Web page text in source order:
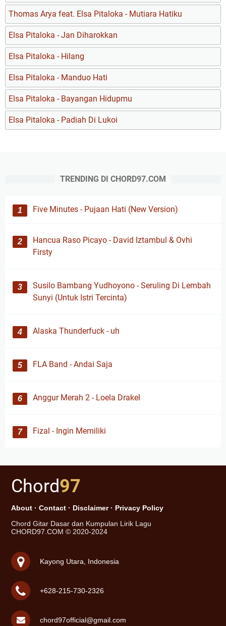
Thomas Arya feat. Elsa Pitaloka - Mutiara Hatiku
Elsa Pitaloka - Jan Diharokkan
Elsa Pitaloka - Hilang
Elsa Pitaloka - Manduo Hati
Elsa Pitaloka - Bayangan Hidupmu
Elsa Pitaloka - Padiah Di Lukoi
TRENDING DI CHORD97.COM
Five Minutes - Pujaan Hati (New Version)
Hancua Raso Picayo - David Iztambul & Ovhi
Firsty
Susilo Bambang Yudhoyono - Seruling Di Lembah
Sunyi (Untuk Istri Tercinta)
Alaska Thunderfuck - uh
FLA Band - Andai Saja
Anggur Merah 2 - Loela Drakel
Fizal - Ingin Memiliki
Chord97
About · Contact · Disclaimer· Privacy Policy
Chord Gitar Dasar dan Kumpulan Lirik Lagu
CHORD97.COM © 2020-2024
Kayong Utara, Indonesia
+628-215-730-2326
chord97official@gmail.com